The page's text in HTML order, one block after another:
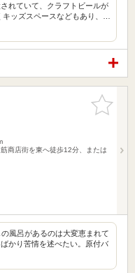
れていて、クラフトビールが
ッズスペースなどもあり、…
お気に入
りに追加
商店街を東へ徒歩12分、または
風呂があるのは大変恵まれて
かり苦情を述べたい。原付バ